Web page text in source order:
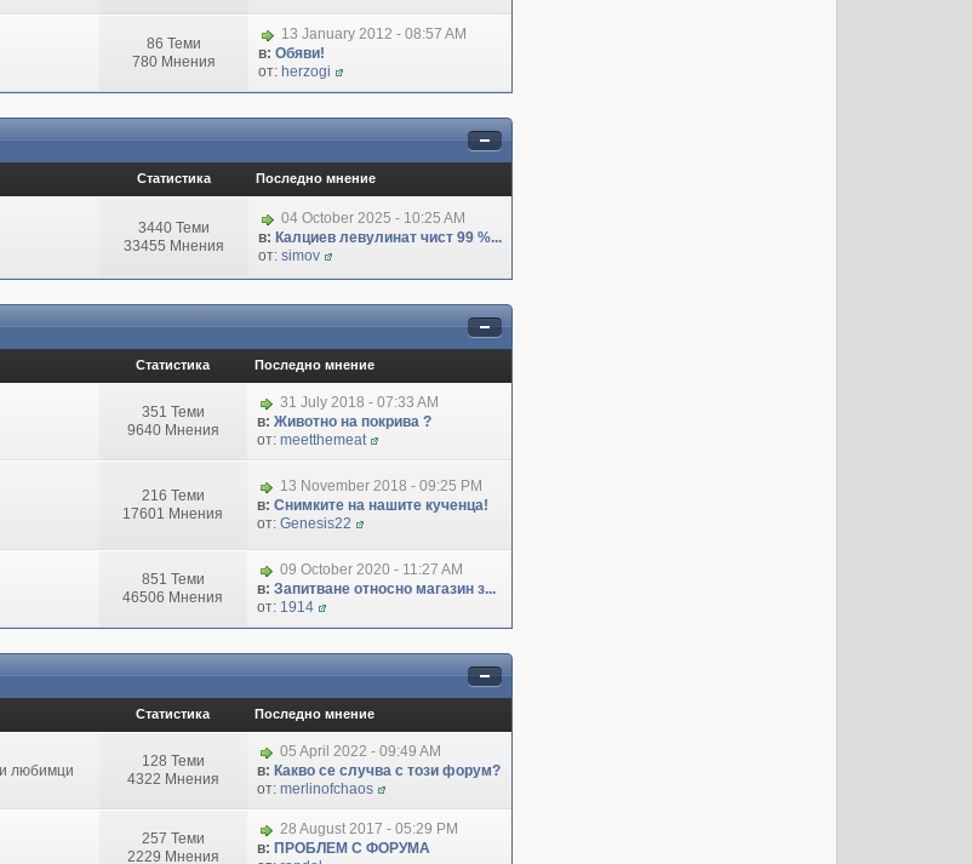
86 Теми
780 Мнения
13 January 2012 - 08:57 AM
в: Обяви!
от: herzogi
Статистика Последно мнение
3440 Теми
33455 Мнения
04 October 2025 - 10:25 AM
в: Калциев левулинат чист 99 %...
от: simov
Статистика Последно мнение
351 Теми
9640 Мнения
31 July 2018 - 07:33 AM
в: Животно на покрива ?
от: meetthemeat
216 Теми
17601 Мнения
13 November 2018 - 09:25 PM
в: Снимките на нашите кученца!
от: Genesis22
851 Теми
46506 Мнения
09 October 2020 - 11:27 AM
в: Запитване относно магазин з...
от: 1914
Статистика Последно мнение
любимци
128 Теми
4322 Мнения
05 April 2022 - 09:49 AM
в: Какво се случва с този форум?
от: merlinofchaos
257 Теми
2229 Мнения
28 August 2017 - 05:29 PM
в: ПРОБЛЕМ С ФОРУМА